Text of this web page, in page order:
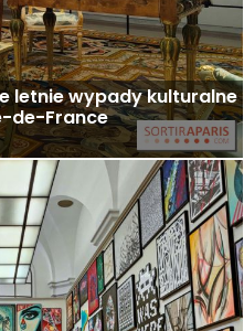
letnie wypady kulturalne
de-France